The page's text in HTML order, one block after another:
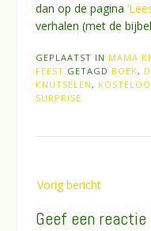
dan op de pagina
verhalen (met de
GEPLAATST IN MAMA
FEEST GETAGD BOEK,
KNUTSELEN,
SURPRISE
navigatie
Vorig bericht
Geef een reactie